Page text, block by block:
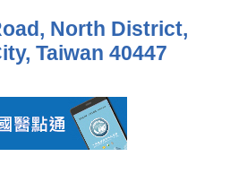
North District,
Taiwan 40447